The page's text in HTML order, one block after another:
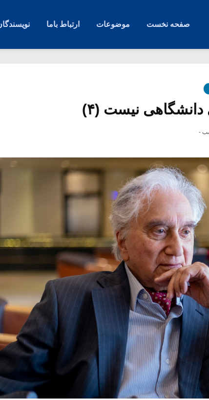
صفحه نخست موضوعات ارتباط باما
نیست (۴)